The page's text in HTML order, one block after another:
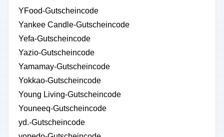
YFood-Gutscheincode
Yankee Candle-Gutscheincode
Yefa-Gutscheincode
Yazio-Gutscheincode
Yamamay-Gutscheincode
Yokkao-Gutscheincode
Young Living-Gutscheincode
Youneeq-Gutscheincode
yd.-Gutscheincode